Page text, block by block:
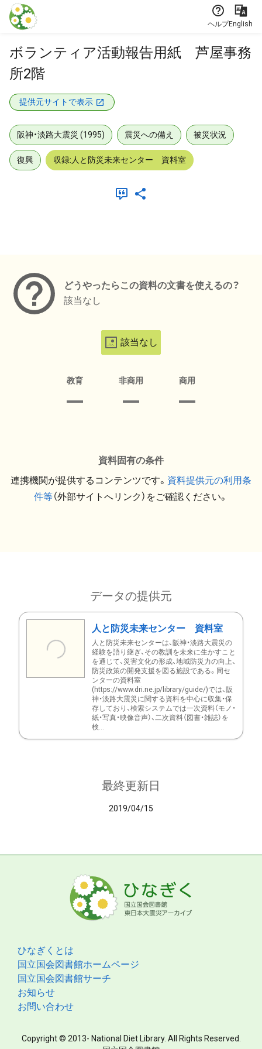
本文に飛ぶ
ヘルプEnglish
ボランティア活動報告用紙 芦屋事務
所2階
提供元サイトで表示
阪神・淡路大震災 (1995) 震災への備え 被災状況
復興 収録:人と防災未来センター 資料室
どうやったらこの資料の文書を使えるの？
該当なし
該当なし
教育 非商用 商用
資料固有の条件
連携機関が提供するコンテンツです。 資料提供元の利用条
件等（外部サイトへリンク）をご確認ください。
データの提供元
人と防災未来センター 資料室
人と防災未来センターは、阪神・淡路大震災の
経験を語り継ぎ、その教訓を未来に生かすこと
を通じて、災害文化の形成、地域防災力の向上、
防災政策の開発支援を図る施設である。同セ
ンターの資料室
(https://www.dri.ne.jp/library/guide/)では、阪
神・淡路大震災に関する資料を中心に収集・保
存しており、検索システムでは一次資料（モノ・
紙・写真・映像音声）、二次資料（図書・雑誌）を
検...
最終更新日
2019/04/15
ひなぎくとは
国立国会図書館ホームページ
国立国会図書館サーチ
お知らせ
お問い合わせ
Copyright © 2013- National Diet Library. All Rights Reserved.